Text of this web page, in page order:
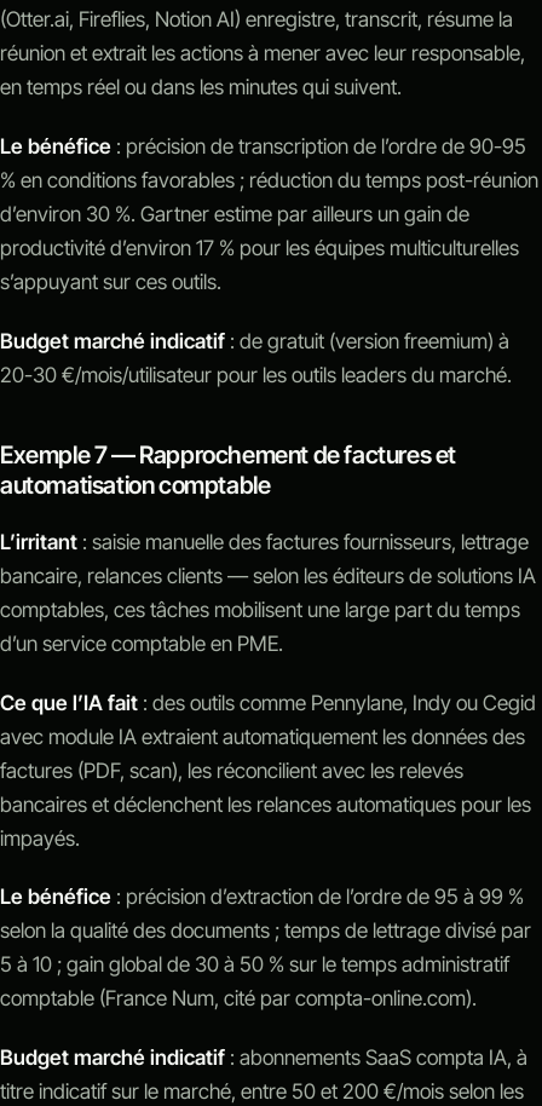
(Otter.ai, Fireflies, Notion AI) enregistre, transcrit, résume la
réunion et extrait les actions à mener avec leur responsable,
en temps réel ou dans les minutes qui suivent.
Le bénéfice : précision de transcription de l’ordre de 90-95
% en conditions favorables ; réduction du temps post-réunion
d’environ 30 %. Gartner estime par ailleurs un gain de
productivité d’environ 17 % pour les équipes multiculturelles
s’appuyant sur ces outils.
Budget marché indicatif : de gratuit (version freemium) à
20-30 €/mois/utilisateur pour les outils leaders du marché.
Exemple 7 — Rapprochement de factures et
automatisation comptable
L’irritant : saisie manuelle des factures fournisseurs, lettrage
bancaire, relances clients — selon les éditeurs de solutions IA
comptables, ces tâches mobilisent une large part du temps
d’un service comptable en PME.
Ce que l’IA fait : des outils comme Pennylane, Indy ou Cegid
avec module IA extraient automatiquement les données des
factures (PDF, scan), les réconcilient avec les relevés
bancaires et déclenchent les relances automatiques pour les
impayés.
Le bénéfice : précision d’extraction de l’ordre de 95 à 99 %
selon la qualité des documents ; temps de lettrage divisé par
5 à 10 ; gain global de 30 à 50 % sur le temps administratif
comptable (France Num, cité par compta-online.com).
Budget marché indicatif : abonnements SaaS compta IA, à
titre indicatif sur le marché, entre 50 et 200 €/mois selon les